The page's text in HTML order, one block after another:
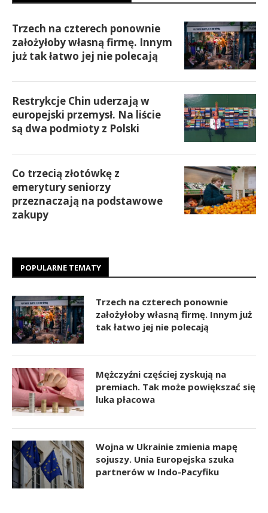
Trzech na czterech ponownie
założyłoby własną firmę. Innym
już tak łatwo jej nie polecają
Restrykcje Chin uderzają w
europejski przemysł. Na liście
są dwa podmioty z Polski
Co trzecią złotówkę z
emerytury seniorzy
przeznaczają na podstawowe
zakupy
POPULARNE TEMATY
Trzech na czterech ponownie
założyłoby własną firmę. Innym już
tak łatwo jej nie polecają
Mężczyźni częściej zyskują na
premiach. Tak może powiększać się
luka płacowa
Wojna w Ukrainie zmienia mapę
sojuszy. Unia Europejska szuka
partnerów w Indo-Pacyfiku